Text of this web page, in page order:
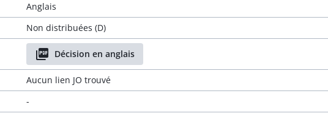
Anglais
Non distribuées (D)
Décision en anglais
Aucun lien JO trouvé
-